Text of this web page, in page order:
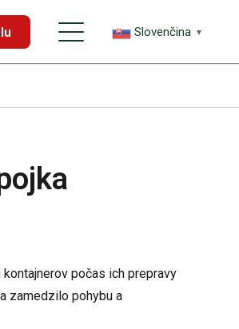
Slovenčina ▼
počas ich prepravy
zamedzilo pohybu a